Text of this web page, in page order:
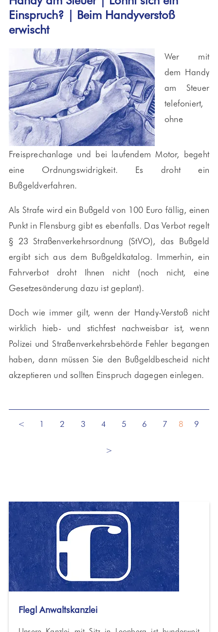
Einspruch? | Beim Handyverstoß
erwischt
Wer mit
dem Handy
am Steuer
telefoniert,
ohne
Freisprechanlage und bei laufendem Motor, begeht
eine Ordnungswidrigkeit. Es droht ein
Bußgeldverfahren.
Als Strafe wird ein Bußgeld von 100 Euro fällig, einen
Punkt in Flensburg gibt es ebenfalls. Das Verbot regelt
§ 23 Straßenverkehrsordnung (StVO), das Bußgeld
ergibt sich aus dem Bußgeldkatalog. Immerhin, ein
Fahrverbot droht Ihnen nicht (noch nicht, eine
Gesetzesänderung dazu ist geplant).
Doch wie immer gilt, wenn der Handy-Verstoß nicht
wirklich hieb- und stichfest nachweisbar ist, wenn
Polizei und Straßenverkehrsbehörde Fehler begangen
haben, dann müssen Sie den Bußgeldbescheid nicht
akzeptieren und sollten Einspruch dagegen einlegen.
< 1 2 3 4 5 6 7 8 9
>
Flegl Anwaltskanzlei